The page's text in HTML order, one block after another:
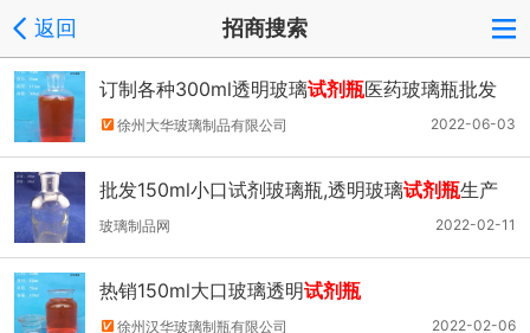
返回 招商搜索
订制各种300ml透明玻璃试剂瓶医药玻璃瓶批发
2022-06-03
徐州大华玻璃制品有限公司
批发150ml小口试剂玻璃瓶,透明玻璃试剂瓶生产
厂家
2022-02-11
玻璃制品网
热销150ml大口玻璃透明试剂瓶
2022-02-06
徐州汉华玻璃制瓶有限公司